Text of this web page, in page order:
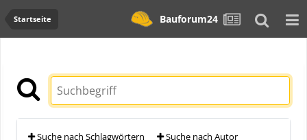
Startseite Bauforum24
Suche nach Schlagwörtern Suche nach Autor